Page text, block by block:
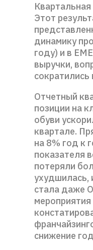
Этот
динамику
году) и в
выручки,
сократились
Отчетный
позиции на
обуви
квартале.
на 8% год к
показателя
потеряли
стала даже
снижение